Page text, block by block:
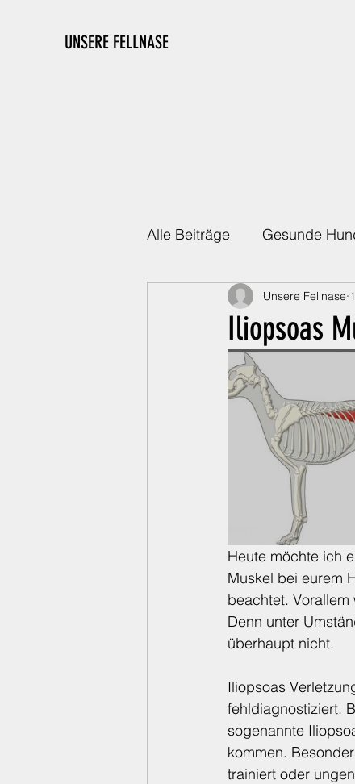
UNSERE FELLNASE
Alle Beiträge Gesunde
Die richtige Ausstattung
Bedingungslose Liebe
Iliopsoas
Unsere Fellnase
Heute möchte ich
Muskel bei eurem
beachtet.
Denn unter
überhaupt nicht.
Iliopsoas
fehldiagnostiziert.
sogenannte
kommen.
trainiert oder